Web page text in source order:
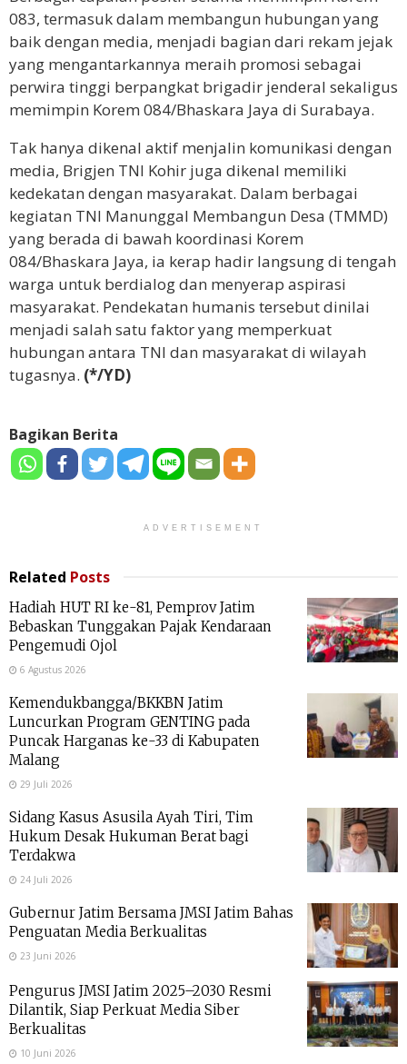
083, termasuk dalam membangun hubungan yang
baik dengan media, menjadi bagian dari rekam jejak
yang mengantarkannya meraih promosi sebagai
perwira tinggi berpangkat brigadir jenderal sekaligus
memimpin Korem 084/Bhaskara Jaya di Surabaya.
Tak hanya dikenal aktif menjalin komunikasi dengan
media, Brigjen TNI Kohir juga dikenal memiliki
kedekatan dengan masyarakat. Dalam berbagai
kegiatan TNI Manunggal Membangun Desa (TMMD)
yang berada di bawah koordinasi Korem
084/Bhaskara Jaya, ia kerap hadir langsung di tengah
warga untuk berdialog dan menyerap aspirasi
masyarakat. Pendekatan humanis tersebut dinilai
menjadi salah satu faktor yang memperkuat
hubungan antara TNI dan masyarakat di wilayah
tugasnya. (*/YD)
Bagikan Berita
ADVERTISEMENT
Related Posts
Hadiah HUT RI ke-81, Pemprov Jatim
Bebaskan Tunggakan Pajak Kendaraan
Pengemudi Ojol
6 Agustus 2026
Kemendukbangga/BKKBN Jatim
Luncurkan Program GENTING pada
Puncak Harganas ke-33 di Kabupaten
Malang
29 Juli 2026
Sidang Kasus Asusila Ayah Tiri, Tim
Hukum Desak Hukuman Berat bagi
Terdakwa
24 Juli 2026
Gubernur Jatim Bersama JMSI Jatim Bahas
Penguatan Media Berkualitas
23 Juni 2026
Pengurus JMSI Jatim 2025–2030 Resmi
Dilantik, Siap Perkuat Media Siber
Berkualitas
10 Juni 2026